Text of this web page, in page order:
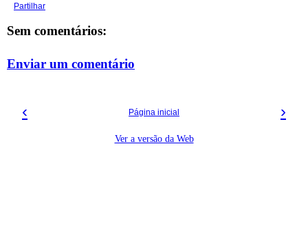
Partilhar
Sem comentários:
Enviar um comentário
‹ ›
Página inicial
Ver a versão da Web